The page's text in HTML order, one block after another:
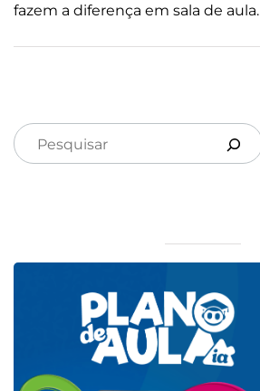
fazem a diferença em sala de aula.